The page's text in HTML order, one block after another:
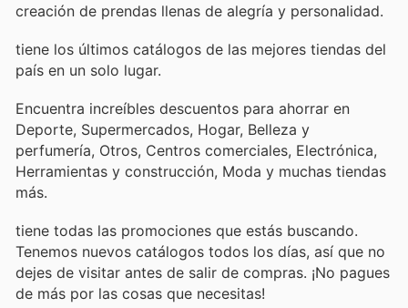
creación de prendas llenas de alegría y personalidad.
tiene los últimos catálogos de las mejores tiendas del
país en un solo lugar.
Encuentra increíbles descuentos para ahorrar en
Deporte, Supermercados, Hogar, Belleza y
perfumería, Otros, Centros comerciales, Electrónica,
Herramientas y construcción, Moda y muchas tiendas
más.
tiene todas las promociones que estás buscando.
Tenemos nuevos catálogos todos los días, así que no
dejes de visitar antes de salir de compras. ¡No pagues
de más por las cosas que necesitas!